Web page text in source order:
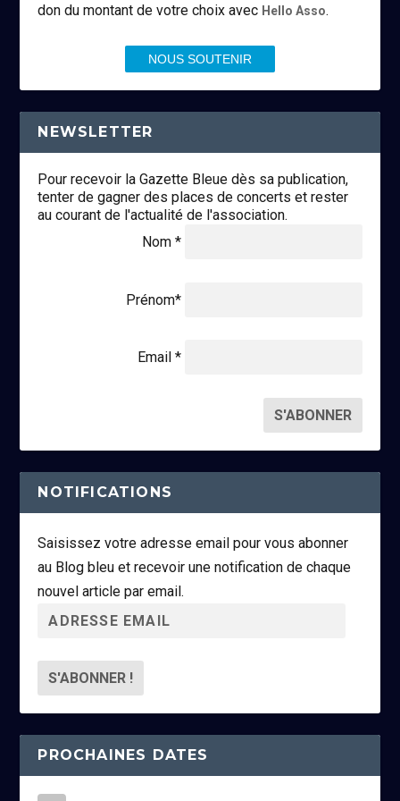
don du montant de votre choix avec Hello Asso.
NOUS SOUTENIR
NEWSLETTER
Pour recevoir la Gazette Bleue dès sa publication,
tenter de gagner des places de concerts et rester
au courant de l'actualité de l'association.
Nom *
Prénom*
Email *
NOTIFICATIONS
Saisissez votre adresse email pour vous abonner
au Blog bleu et recevoir une notification de chaque
nouvel article par email.
r
s
s
e
PROCHAINES DATES